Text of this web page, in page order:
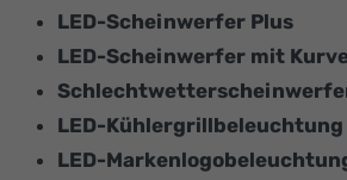
LED-Scheinwerfer Plus
LED-Scheinwerfer mit
LED-Kühlergrillbeleuchtung
LED-